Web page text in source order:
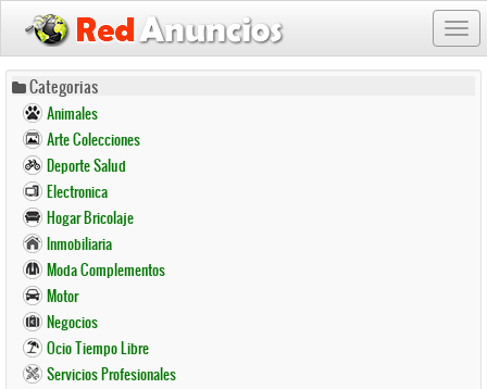
Pasar
contenido
principal
Categorias
Animales
Arte Colecciones
Deporte Salud
Electronica
Hogar Bricolaje
Inmobiliaria
Moda Complementos
Motor
Negocios
Ocio Tiempo Libre
Servicios Profesionales